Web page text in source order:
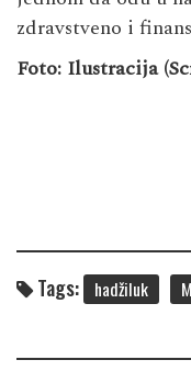
zdravstveno i
Foto: Ilustracija
Tags: hadžiluk